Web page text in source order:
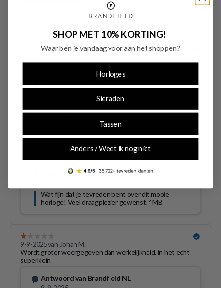
SHOP MET 10% KORTING!
Waar ben je vandaag voor aan het shoppen?
Horloges
Sieraden
Tassen
Anders / Weet ik nog niet